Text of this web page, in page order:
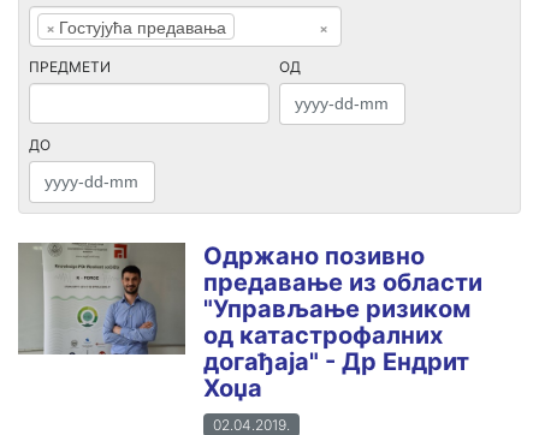
×
× Гостујућа предавања
ПРЕДМЕТИ ОД
ДО
Одржано позивно
предавање из области
"Управљање ризиком
од катастрофалних
догађаја" - Др Ендрит
Хоџа
02.04.2019.